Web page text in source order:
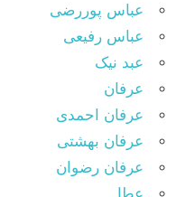
عباس پوررضی
عباس رفیعی
عبد نیک
عرفان
عرفان احمدی
عرفان بهشتی
عرفان رضوان